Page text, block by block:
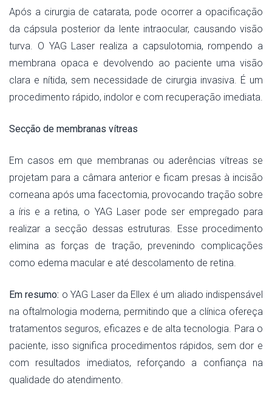
Após a cirurgia de catarata, pode ocorrer a opacificação
da cápsula posterior da lente intraocular, causando visão
turva. O YAG Laser realiza a capsulotomia, rompendo a
membrana opaca e devolvendo ao paciente uma visão
clara e nítida, sem necessidade de cirurgia invasiva. É um
procedimento rápido, indolor e com recuperação imediata.
Secção de membranas vítreas
Em casos em que membranas ou aderências vítreas se
projetam para a câmara anterior e ficam presas à incisão
corneana após uma facectomia, provocando tração sobre
a íris e a retina, o YAG Laser pode ser empregado para
realizar a secção dessas estruturas. Esse procedimento
elimina as forças de tração, prevenindo complicações
como edema macular e até descolamento de retina.
Em resumo: o YAG Laser da Ellex é um aliado indispensável
na oftalmologia moderna, permitindo que a clínica ofereça
tratamentos seguros, eficazes e de alta tecnologia. Para o
paciente, isso significa procedimentos rápidos, sem dor e
com resultados imediatos, reforçando a confiança na
qualidade do atendimento.